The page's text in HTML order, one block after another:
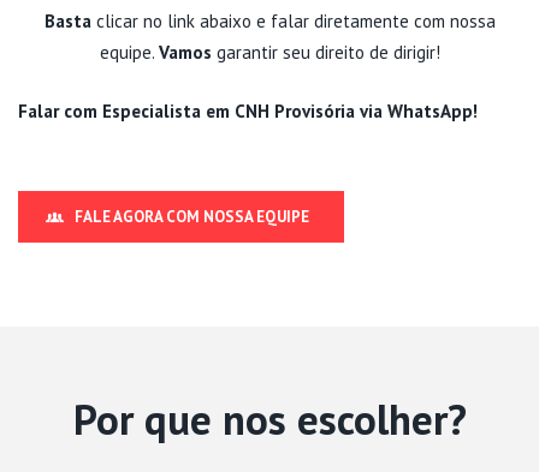
Basta clicar no link abaixo e falar diretamente com nossa
equipe. Vamos garantir seu direito de dirigir!
Falar com Especialista em CNH Provisória via WhatsApp!
FALE AGORA COM NOSSA EQUIPE
Por que nos escolher?